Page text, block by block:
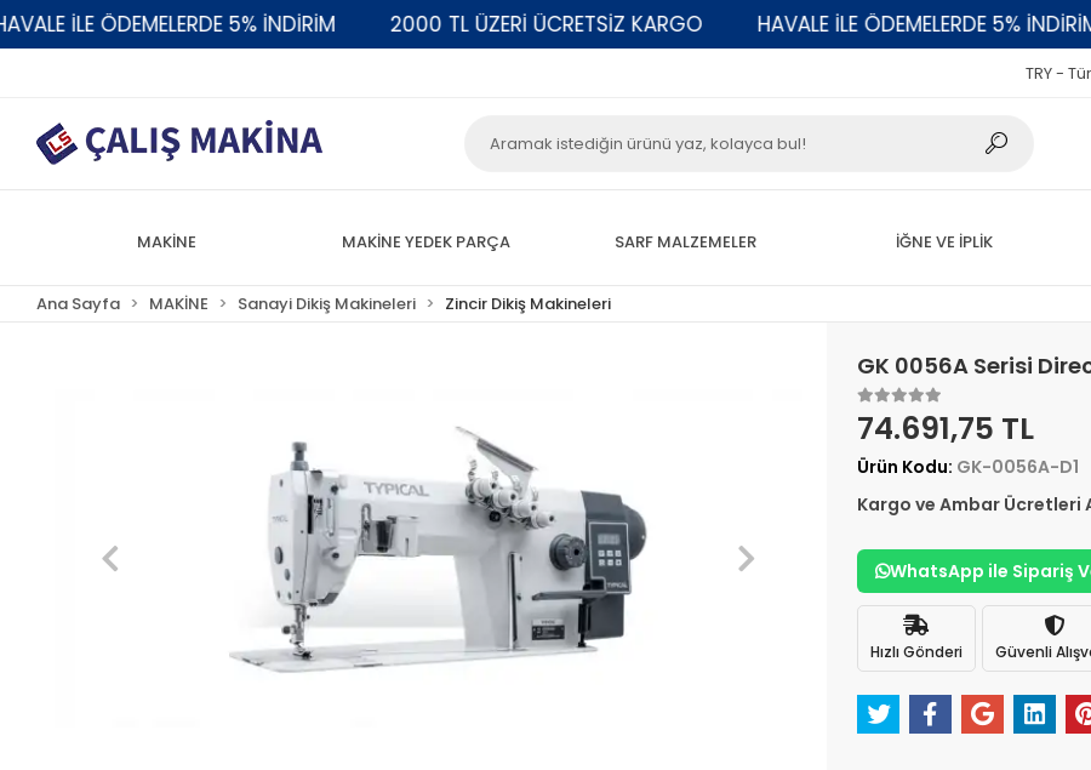
İLE ÖDEMELERDE 5% İNDİRİM 2000 TL ÜZERİ ÜCRETSİZ KARGO HAVALE İLE ÖDEMELERDE 5% İNDİRİM
TRY -
MAKİNE MAKİNE YEDEK PARÇA SARF MALZEMELER İĞNE VE İPLİK
Ana Sayfa MAKİNE Sanayi Dikiş Makineleri Zincir Dikiş Makineleri
GK 0056A Serisi
74.691,75 TL
Ürün Kodu: GK-0056A-D1
Kargo ve Ambar Ücretleri
WhatsApp ile Sipariş
Hızlı Gönderi Güvenli